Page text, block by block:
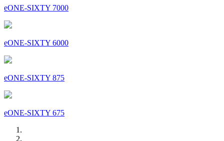
eONE-SIXTY 7000
eONE-SIXTY 6000
eONE-SIXTY 875
eONE-SIXTY 675